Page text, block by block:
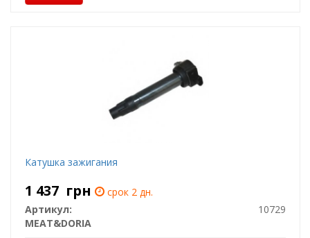
Катушка зажигания
1 437 грн
срок 2 дн.
Артикул:
10729
MEAT&DORIA